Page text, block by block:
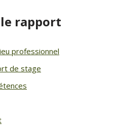
rapport
professionnel
de stage